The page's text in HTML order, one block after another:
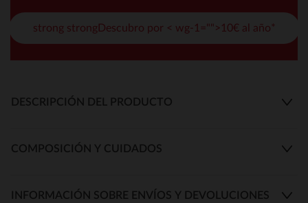
strong strongDescubro por < wg-1="">10€ al año*
DESCRIPCIÓN DEL PRODUCTO
COMPOSICIÓN Y CUIDADOS
INFORMACIÓN SOBRE ENVÍOS Y DEVOLUCIONES